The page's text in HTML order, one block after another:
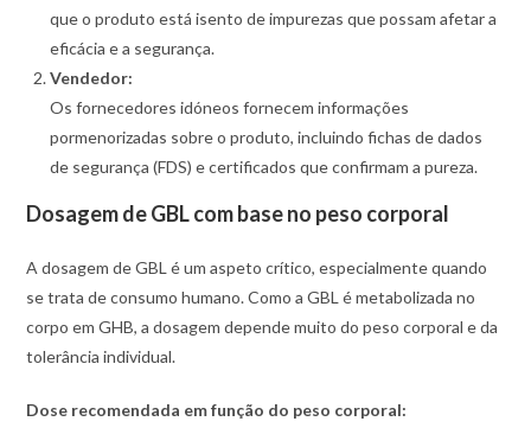
que o produto está isento de impurezas que possam afetar a
eficácia e a segurança.
Vendedor:
Os fornecedores idóneos fornecem informações
pormenorizadas sobre o produto, incluindo fichas de dados
de segurança (FDS) e certificados que confirmam a pureza.
Dosagem de GBL com base no peso corporal
A dosagem de GBL é um aspeto crítico, especialmente quando
se trata de consumo humano. Como a GBL é metabolizada no
corpo em GHB, a dosagem depende muito do peso corporal e da
tolerância individual.
Dose recomendada em função do peso corporal: